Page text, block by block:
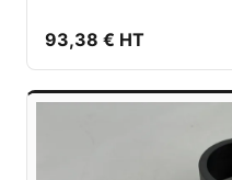
93,38 € HT